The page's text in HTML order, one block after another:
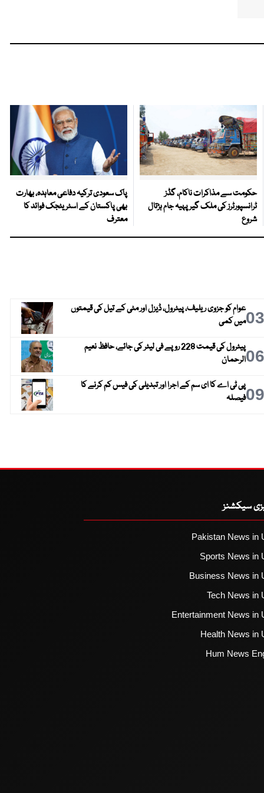
حکومت سے مذاکرات ناکام، گڈز
ٹرانسپورٹرز کی ملک گیر پہیہ جام ہڑتال
شروع
پاک سعودی ترکیہ دفاعی معاہدہ، بھارت
بھی پاکستان کے اسٹریٹجک فوائد کا
معترف
03عوام کو جزوی ریلیف، پیٹرول، ڈیزل اور مٹی کے تیل کی قیمتوں
میں کمی
06
پیٹرول کی قیمت 228 روپے فی لیٹر کی جائے، حافظ نعیم
الرحمان
09پی ٹی اے کا ای سم کے اجرا اور تبدیلی کی فیس کم کرنے کا
فیصلہ
سیکشنز
Pakistan News in
Sports News in
Business News in
Tech News in
Entertainment News in
Health News in
Hum News